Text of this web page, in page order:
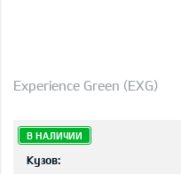
Experience Green (EXG)
В НАЛИЧИИ
Кузов: